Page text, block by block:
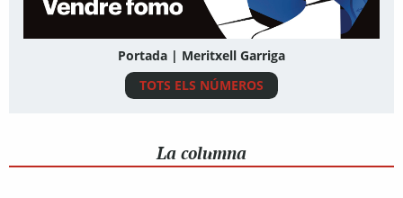
Portada | Meritxell Garriga
TOTS ELS NÚMEROS
La columna